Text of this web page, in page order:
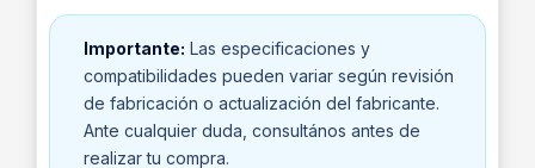
Importante: Las especificaciones y
compatibilidades pueden variar según revisión
de fabricación o actualización del fabricante.
Ante cualquier duda, consultános antes de
realizar tu compra.